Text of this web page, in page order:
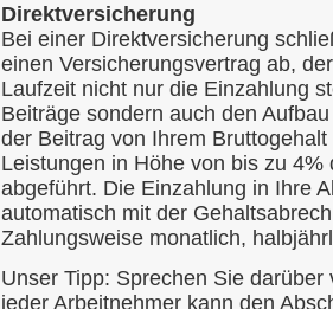
Direktversicherung
Bei einer Direktversicherung
einen Versicherungsvertrag ab,
Laufzeit nicht nur die Einzahlung
Beiträge sondern auch den
der Beitrag von Ihrem
Leistungen in Höhe von bis zu
abgeführt. Die Einzahlung in Ihre
automatisch mit der
Zahlungsweise monatlich,
Unser Tipp: Sprechen Sie
jeder Arbeitnehmer kann den